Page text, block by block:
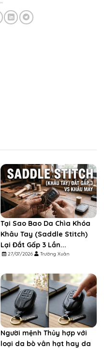
Tại Sao Bao Da Chìa Khóa
Khâu Tay (Saddle Stitch)
Lại Đắt Gấp 3 Lần...
27/07/2026 Trường Xuân
Người mệnh Thủy hợp với
loại da bò vân hạt hay da